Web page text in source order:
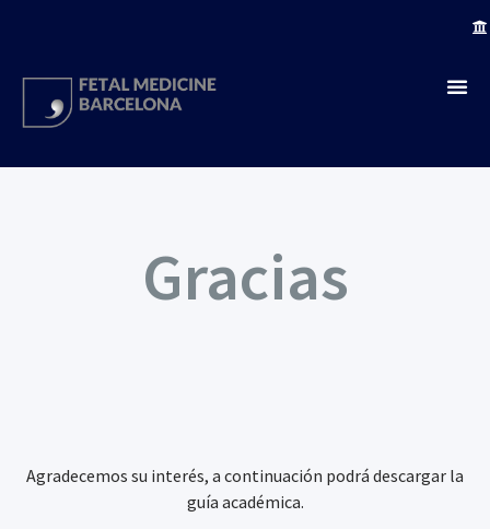
Gracias
Agradecemos su interés, a continuación podrá descargar la
guía académica.